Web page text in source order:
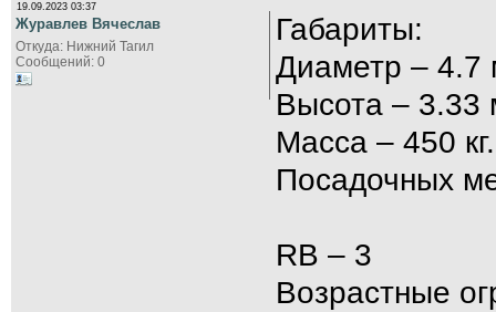
19.09.2023 03:37
Журавлев Вячеслав
Откуда: Нижний Тагил
Сообщений: 0
Габариты:
Диаметр – 4.7
Высота – 3.33
Масса – 450 кг.
Посадочных
RB – 3
Возрастные